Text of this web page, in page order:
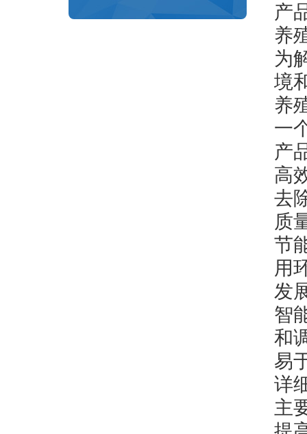
产
养
为
境
养
一
产
高
去
质
节
用
发
智
和
易
详
主